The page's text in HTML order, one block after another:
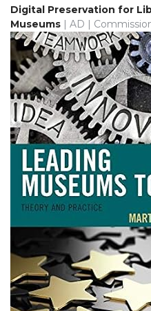
Digital Preservation for
Museums | AD |